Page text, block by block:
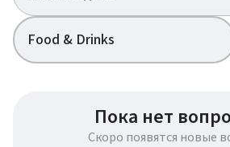
Food & Drinks
Пока нет
Скоро появятся новые